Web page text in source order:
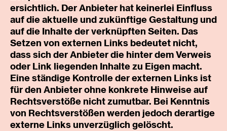
ersichtlich. Der Anbieter hat keinerlei Einfluss
auf die aktuelle und zukünftige Gestaltung und
auf die Inhalte der verknüpften Seiten. Das
Setzen von externen Links bedeutet nicht,
dass sich der Anbieter die hinter dem Verweis
oder Link liegenden Inhalte zu Eigen macht.
Eine ständige Kontrolle der externen Links ist
für den Anbieter ohne konkrete Hinweise auf
Rechtsverstöße nicht zumutbar. Bei Kenntnis
von Rechtsverstößen werden jedoch derartige
externe Links unverzüglich gelöscht.